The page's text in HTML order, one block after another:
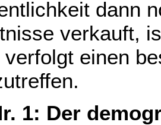
dann
verkauft,
verfolgt einen
1: Der